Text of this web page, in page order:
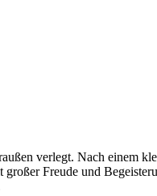
verlegt. Nach einem
Freude und